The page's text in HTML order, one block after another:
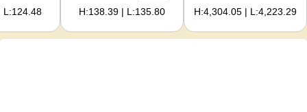
لمشرفي المواقع H:4,304.05 | L:4,223.29
H:138.39 | L:135.80
L:124.48